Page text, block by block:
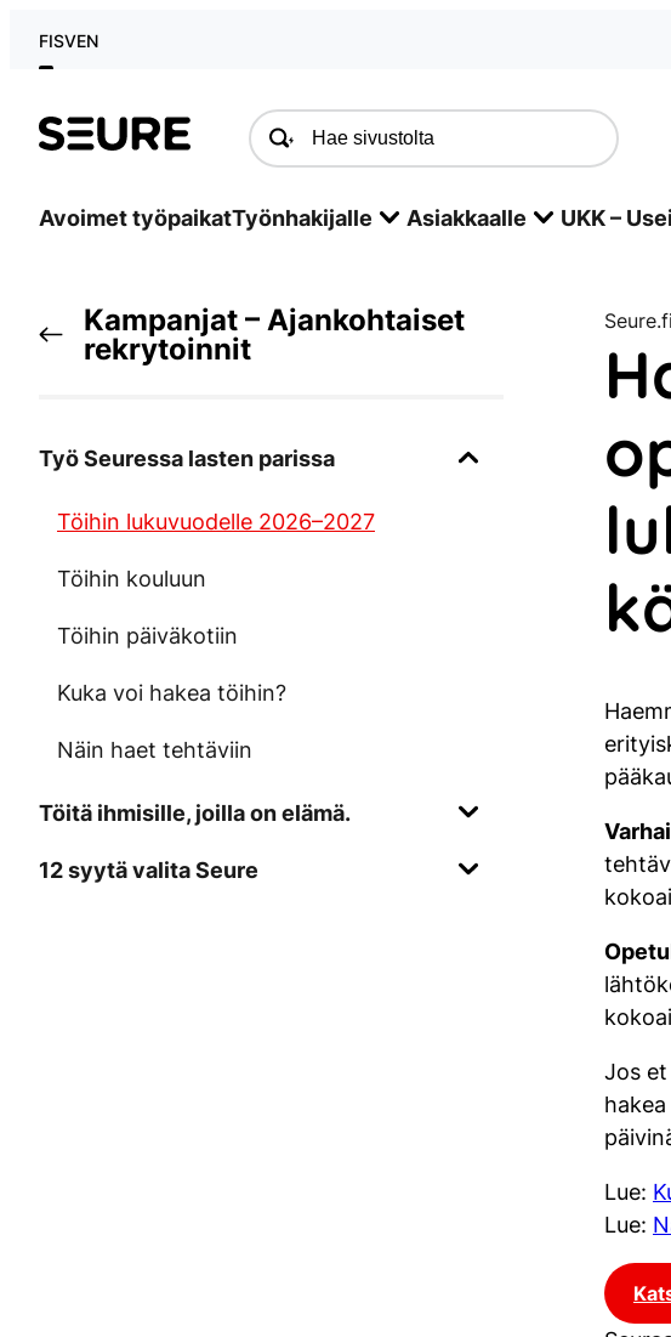
FISVEN
Seure
Avoimet työpaikatTyönhakijalle Asiakkaalle UKK –
Kampanjat – Ajankohtaiset
rekrytoinnit
Työ Seuressa lasten parissa
Töihin lukuvuodelle 2026–2027
Töihin kouluun
Töihin päiväkotiin
Kuka voi hakea töihin?
Näin haet tehtäviin
Töitä ihmisille, joilla on elämä.
12 syytä valita Seure
Seure.fi
Jos
hakea
Lue:
Lue: